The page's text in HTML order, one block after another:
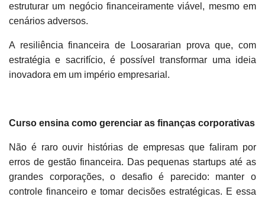
estruturar um negócio financeiramente viável, mesmo em
cenários adversos.
A resiliência financeira de Loosararian prova que, com
estratégia e sacrifício, é possível transformar uma ideia
inovadora em um império empresarial.
Curso ensina como gerenciar as finanças corporativas
Não é raro ouvir histórias de empresas que faliram por
erros de gestão financeira. Das pequenas startups até as
grandes corporações, o desafio é parecido: manter o
controle financeiro e tomar decisões estratégicas. E essa